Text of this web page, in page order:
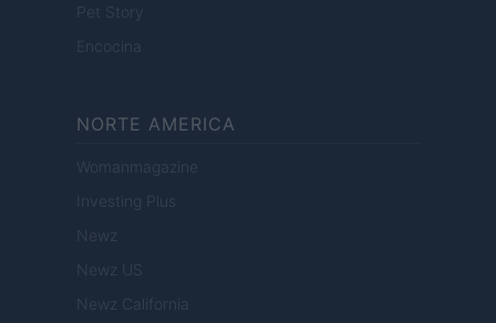
Pet Story
Encocina
NORTE AMERICA
Womanmagazine
Investing Plus
Newz
Newz US
Newz California